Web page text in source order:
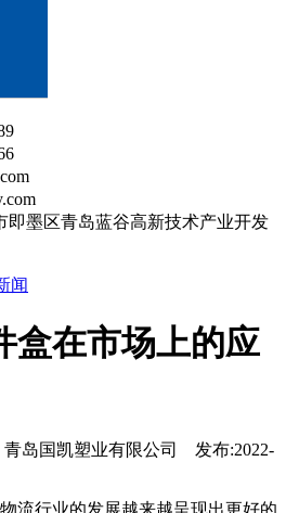
即墨区青岛蓝谷高新技术产业开发
闻
盒在市场上的应
岛国凯塑业有限公司 发布:2022-
流行业的发展越来越呈现出更好的